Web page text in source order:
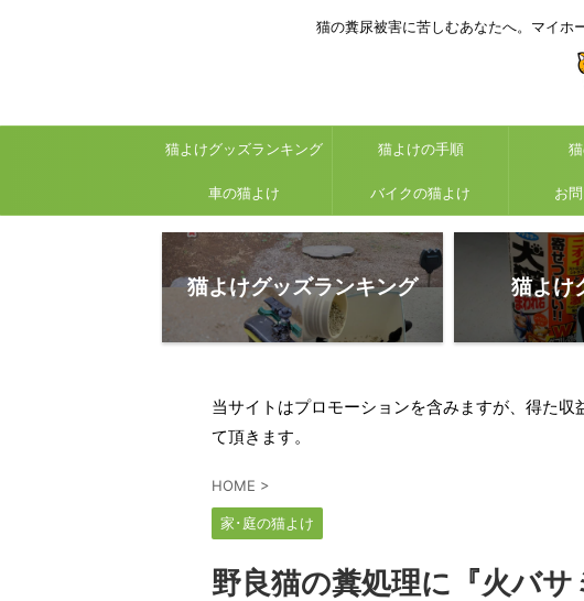
猫の糞尿被害に苦しむあなたへ。マイホ
猫よけグッズランキング 猫よけの手順
車の猫よけ バイクの猫よけ お
猫よけグッズランキング 猫よけ
当サイトはプロモーションを含みますが、得た
て頂きます。
HOME >
家･庭の猫よけ
野良猫の糞処理に『火バ